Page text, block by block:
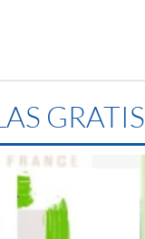
GRATIS